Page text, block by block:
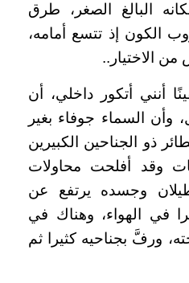
البالغ الصغر، طرق
الكون إذ تتسع أمامه،
الاختيار..
أنني أتكور داخلي، أن
وأن السماء جوفاء بغير
ذو الجناحين الكبيرين
وقد أفلحت محاولات
وجسده يرتفع عن
في الهواء، وهناك في
ورفَّ بجناحيه كثيرا ثم